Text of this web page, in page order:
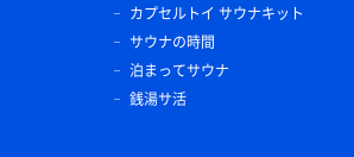
カプセルトイ サウナキット
サウナの時間
泊まってサウナ
銭湯サ活